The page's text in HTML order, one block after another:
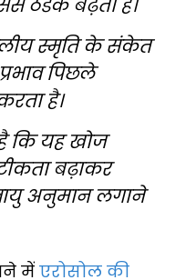
स्मृति के संकेत
पिछले
है।
कि यह खोज
बढ़ाकर
अनुमान लगाने
में एरोसोल की